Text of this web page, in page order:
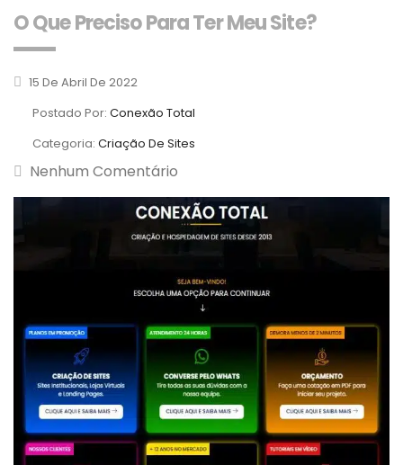
O Que Preciso Para Ter Meu Site?
15 De Abril De 2022
Postado Por: Conexão Total
Categoria: Criação De Sites
Nenhum Comentário